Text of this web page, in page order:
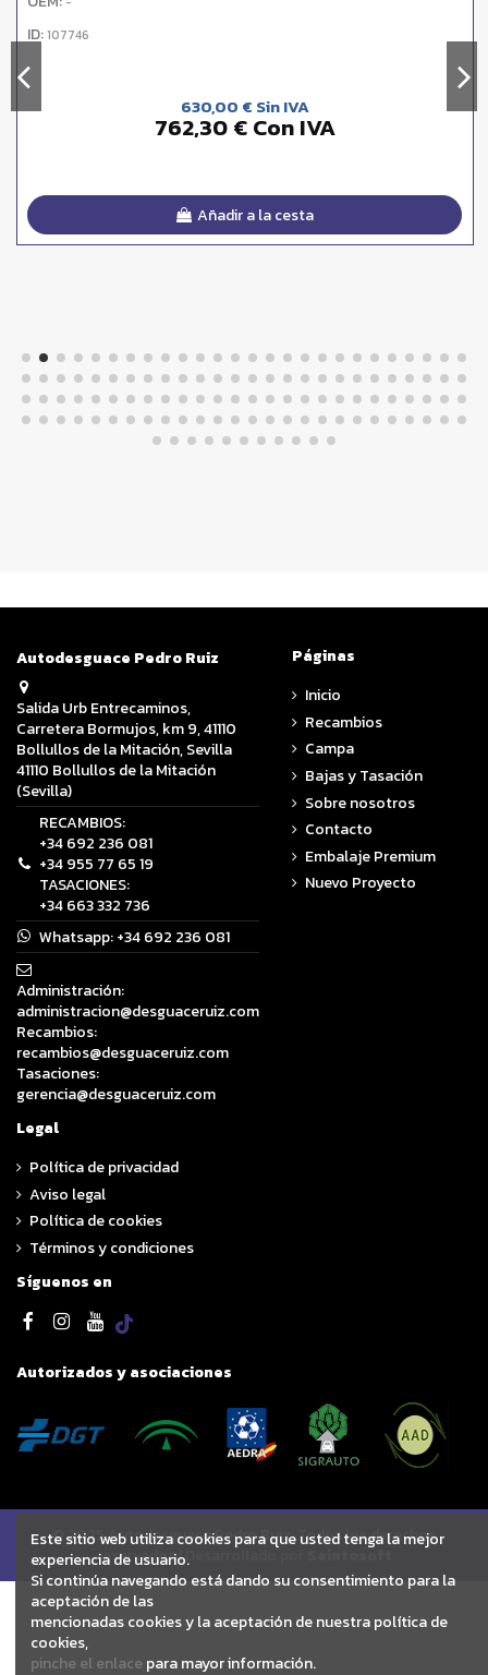
ID:107746
630,00 € Sin IVA
762,30 € Con IVA
Añadir a la cesta
Autodesguace Pedro Ruiz
Salida Urb Entrecaminos,
Carretera Bormujos, km 9, 41110
Bollullos de la Mitación, Sevilla
41110 Bollullos de la Mitación
(Sevilla)
RECAMBIOS:
+34 692 236 081
+34 955 77 65 19
TASACIONES:
+34 663 332 736
Whatsapp:+34 692 236 081
Administración:
administracion@desguaceruiz.com
Recambios:
recambios@desguaceruiz.com
Tasaciones:
gerencia@desguaceruiz.com
Páginas
Inicio
Recambios
Campa
Bajas y Tasación
Sobre nosotros
Contacto
Embalaje Premium
Nuevo Proyecto
Legal
Política de privacidad
Aviso legal
Política de cookies
Términos y condiciones
Síguenos en
Autorizados y asociaciones
© 2025 Autodesguace Pedro Ruiz. Todos los derechos
reservados | Desarrollado por
Este sitio web utiliza cookies para que usted tenga la mejor
experiencia de usuario.
Si continúa navegando está dando su consentimiento para la
aceptación de las
mencionadas cookies y la aceptación de nuestra política de
cookies,
pinche el enlace para mayor información.